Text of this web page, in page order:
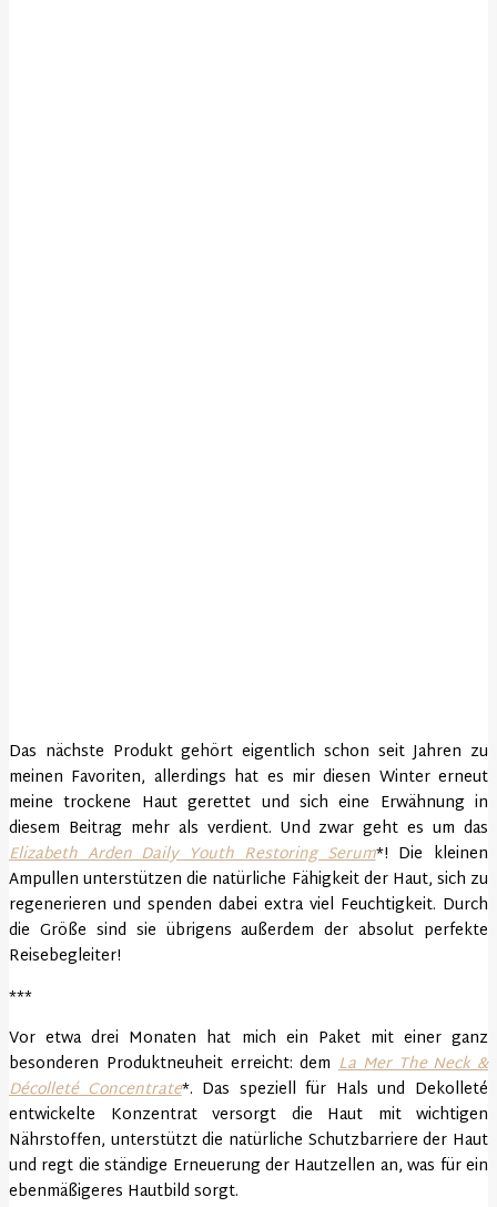
Das nächste Produkt gehört eigentlich schon seit Jahren zu
meinen Favoriten, allerdings hat es mir diesen Winter erneut
meine trockene Haut gerettet und sich eine Erwähnung in
diesem Beitrag mehr als verdient. Und zwar geht es um das
Elizabeth Arden Daily Youth Restoring Serum*! Die kleinen
Ampullen unterstützen die natürliche Fähigkeit der Haut, sich zu
regenerieren und spenden dabei extra viel Feuchtigkeit. Durch
die Größe sind sie übrigens außerdem der absolut perfekte
Reisebegleiter!
***
Vor etwa drei Monaten hat mich ein Paket mit einer ganz
besonderen Produktneuheit erreicht: dem La Mer The Neck &
Décolleté Concentrate*. Das speziell für Hals und Dekolleté
entwickelte Konzentrat versorgt die Haut mit wichtigen
Nährstoffen, unterstützt die natürliche Schutzbarriere der Haut
und regt die ständige Erneuerung der Hautzellen an, was für ein
ebenmäßigeres Hautbild sorgt.